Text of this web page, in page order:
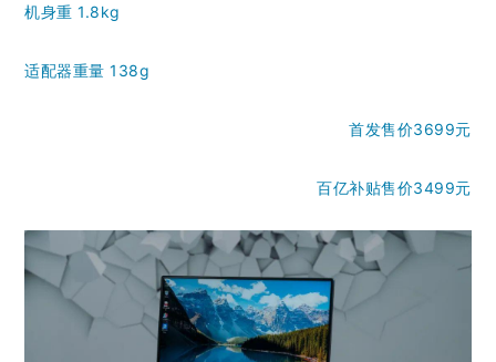
机身重 1.8kg
适配器重量 138g
首发售价3699元
百亿补贴售价3499元